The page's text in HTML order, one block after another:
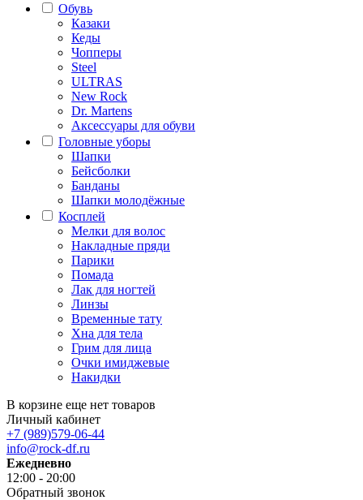
Обувь
Казаки
Кеды
Чопперы
Steel
ULTRAS
New Rock
Dr. Martens
Аксессуары для обуви
Головные уборы
Шапки
Бейсболки
Банданы
Шапки молодёжные
Косплей
Мелки для волос
Накладные пряди
Парики
Помада
Лак для ногтей
Линзы
Временные тату
Хна для тела
Грим для лица
Очки имиджевые
Накидки
В корзине еще нет товаров
Личный кабинет
+7 (989)579-06-44
info@rock-df.ru
Ежедневно
12:00 - 20:00
Обратный звонок